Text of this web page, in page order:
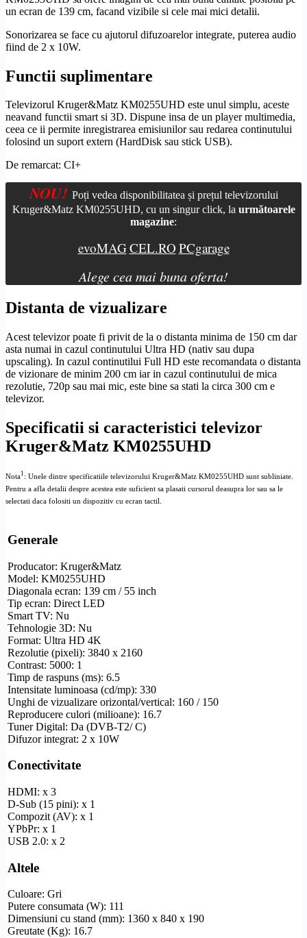
un ecran de 139 cm, facand vizibile si cele mai mici detalii.
Sonorizarea se face cu ajutorul difuzoarelor integrate, puterea audio
fiind de 2 x 10W.
Functii suplimentare
Televizorul Kruger&Matz KM0255UHD este unul simplu, aceste
neavand functii smart si 3D. Dispune insa de un player multimedia,
ceea ce ii permite inregistrarea emisiunilor sau redarea continutului
folosind un suport extern (HardDisk sau stick USB).
De remarcat: CI+
NOU! Poți vedea disponibilitatea și prețul televizorului
Kruger&Matz KM0255UHD, cu un singur click, la următoarele
magazine:
evoMAGCEL.RO PCgarage
Alege cea mai buna oferta!
Distanta de vizualizare
Acest televizor poate fi privit de la o distanta minima de 150 cm dar
asta numai in cazul continutului Ultra HD (nativ sau dupa
upscaling). In cazul continutilui Full HD este recomandata o distanta
de vizionare de minim 200 cm iar in cazul continutului de mica
rezolutie, 720p sau mai mic, este bine sa stati la circa 300 cm e
televizor.
Specificatii si caracteristici televizor
Kruger&Matz KM0255UHD
Nota1 : Unele dintre specificatiile televizorului Kruger&Matz KM0255UHD sunt subliniate.
Pentru a afla detalii despre acestea este suficient sa plasati cursorul deasupra lor sau sa le
selectati daca folositi un dispozitiv cu ecran tactil.
Generale
Producator: Kruger&Matz
Model: KM0255UHD
Diagonala ecran: 139 cm / 55 inch
Tip ecran: Direct LED
Smart TV: Nu
Tehnologie 3D: Nu
Format: Ultra HD 4K
Rezolutie (pixeli): 3840 x 2160
Contrast: 5000: 1
Timp de raspuns (ms): 6.5
Intensitate luminoasa (cd/mp): 330
Unghi de vizualizare orizontal/vertical: 160 / 150
Reproducere culori (milioane): 16.7
Tuner Digital: Da (DVB-T2/ C)
Difuzor integrat: 2 x 10W
Conectivitate
HDMI: x 3
D-Sub (15 pini): x 1
Compozit (AV): x 1
YPbPr: x 1
USB 2.0: x 2
Altele
Culoare: Gri
Putere consumata (W): 111
Dimensiuni cu stand (mm): 1360 x 840 x 190
Greutate (Kg): 16.7